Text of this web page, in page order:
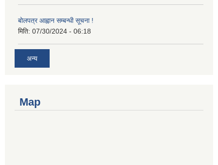
बोलपत्र आह्वान सम्बन्धी सूचना !
मिति: 07/30/2024 - 06:18
अन्य
Map